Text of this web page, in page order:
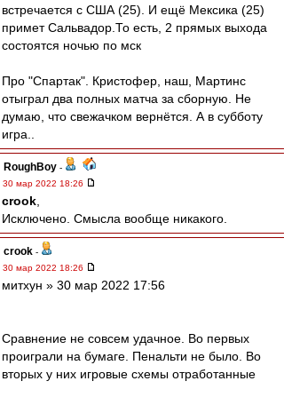
встречается с США (25). И ещё Мексика (25)
примет Сальвадор.То есть, 2 прямых выхода
состоятся ночью по мск
Про "Спартак". Кристофер, наш, Мартинс
отыграл два полных матча за сборную. Не
думаю, что свежачком вернётся. А в субботу
игра..
RoughBoy -
30 мар 2022 18:26
crook
Исключено. Смысла вообще никакого.
crook -
30 мар 2022 18:26
митхун » 30 мар 2022 17:56
Сравнение не совсем удачное. Во первых
проиграли на бумаге. Пенальти не было. Во
вторых у них игровые схемы отработанные